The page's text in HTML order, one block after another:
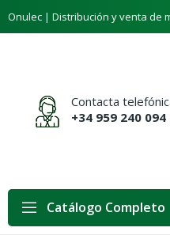
Onulec | Distribución y venta de
Contacta
+34 959 240 094
Catálogo Completo